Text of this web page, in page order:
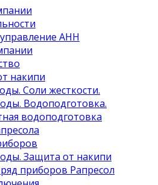
АНН
накипи
Соли жесткости.
Водоподготовка.
водоподготовка
Защита от накипи
приборов Рапресол